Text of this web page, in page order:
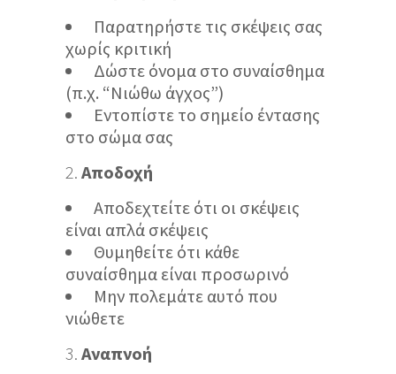
Παρατηρήστε τις σκέψεις σας
χωρίς κριτική
Δώστε όνομα στο συναίσθημα
(π.χ. “Νιώθω άγχος”)
Εντοπίστε το σημείο έντασης
στο σώμα σας
Αποδοχή
Αποδεχτείτε ότι οι σκέψεις
είναι απλά σκέψεις
Θυμηθείτε ότι κάθε
συναίσθημα είναι προσωρινό
Μην πολεμάτε αυτό που
νιώθετε
Αναπνοή